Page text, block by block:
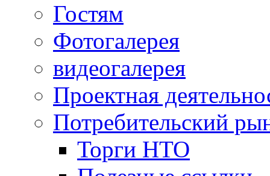
Гостям
Фотогалерея
видеогалерея
Проектная
Потребительский
Торги НТО